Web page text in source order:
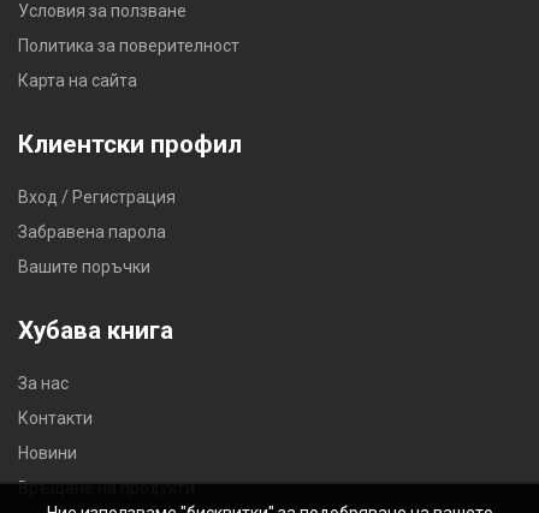
Условия за ползване
Политика за поверителност
Карта на сайта
Клиентски профил
Вход / Регистрация
Забравена парола
Вашите поръчки
Хубава книга
За нас
Контакти
Новини
Връщане на продукти